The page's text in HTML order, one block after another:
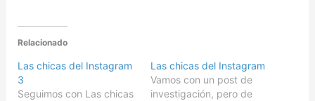
Relacionado
Las chicas del Instagram
3
Seguimos con Las chicas
Las chicas del Instagram
Vamos con un post de
investigación, pero de